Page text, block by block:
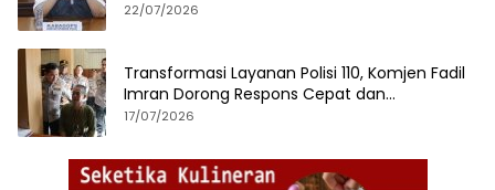
22/07/2026
Transformasi Layanan Polisi 110, Komjen Fadil
Imran Dorong Respons Cepat dan
Terintegrasi
17/07/2026